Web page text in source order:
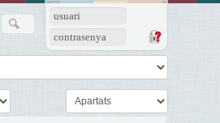
usuari
contrasenya